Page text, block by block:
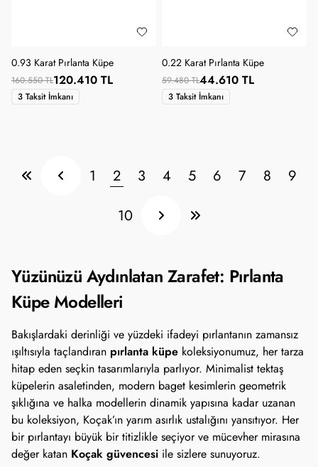
0.93 Karat Pırlanta Küpe
160.550 TL120.410 TL
3 Taksit İmkanı
0.22 Karat Pırlanta Küpe
59.480 TL44.610 TL
3 Taksit İmkanı
1 2 3 4 5 6 7 8
9
10
Yüzünüzü Aydınlatan Zarafet: Pırlanta
Küpe Modelleri
Bakışlardaki derinliği ve yüzdeki ifadeyi pırlantanın zamansız
ışıltısıyla taçlandıran pırlanta küpe koleksiyonumuz, her tarza
hitap eden seçkin tasarımlarıyla parlıyor. Minimalist tektaş
küpelerin asaletinden, modern baget kesimlerin geometrik
şıklığına ve halka modellerin dinamik yapısına kadar uzanan
bu koleksiyon, Koçak’ın yarım asırlık ustalığını yansıtıyor. Her
bir pırlantayı büyük bir titizlikle seçiyor ve mücevher mirasına
değer katan Koçak güvencesi ile sizlere sunuyoruz.